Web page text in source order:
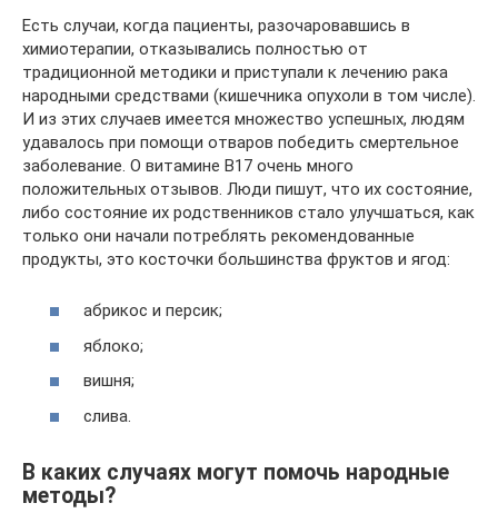
Есть случаи, когда пациенты, разочаровавшись в
химиотерапии, отказывались полностью от
традиционной методики и приступали к лечению рака
народными средствами (кишечника опухоли в том числе).
И из этих случаев имеется множество успешных, людям
удавалось при помощи отваров победить смертельное
заболевание. О витамине B17 очень много
положительных отзывов. Люди пишут, что их состояние,
либо состояние их родственников стало улучшаться, как
только они начали потреблять рекомендованные
продукты, это косточки большинства фруктов и ягод:
абрикос и персик;
яблоко;
вишня;
слива.
В каких случаях могут помочь народные
методы?